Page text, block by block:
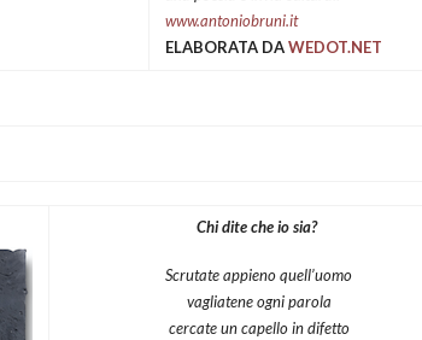
www.antoniobruni.it
ELABORATA DAWEDOT.NET
Chi dite che io sia?
Scrutate appieno quell’uomo
vagliatene ogni parola
cercate un capello in difetto